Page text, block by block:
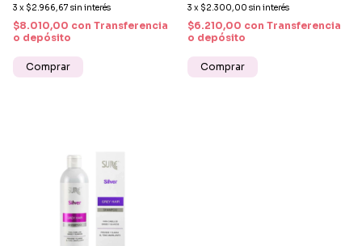
3 x $2.966,67 sin interés
$8.010,00 con Transferencia
o depósito
3 x $2.300,00 sin interés
$6.210,00 con Transferencia
o depósito